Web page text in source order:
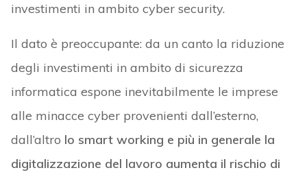
investimenti in ambito cyber security.
Il dato è preoccupante: da un canto la riduzione
degli investimenti in ambito di sicurezza
informatica espone inevitabilmente le imprese
alle minacce cyber provenienti dall’esterno,
dall’altro lo smart working e più in generale la
digitalizzazione del lavoro aumenta il rischio di